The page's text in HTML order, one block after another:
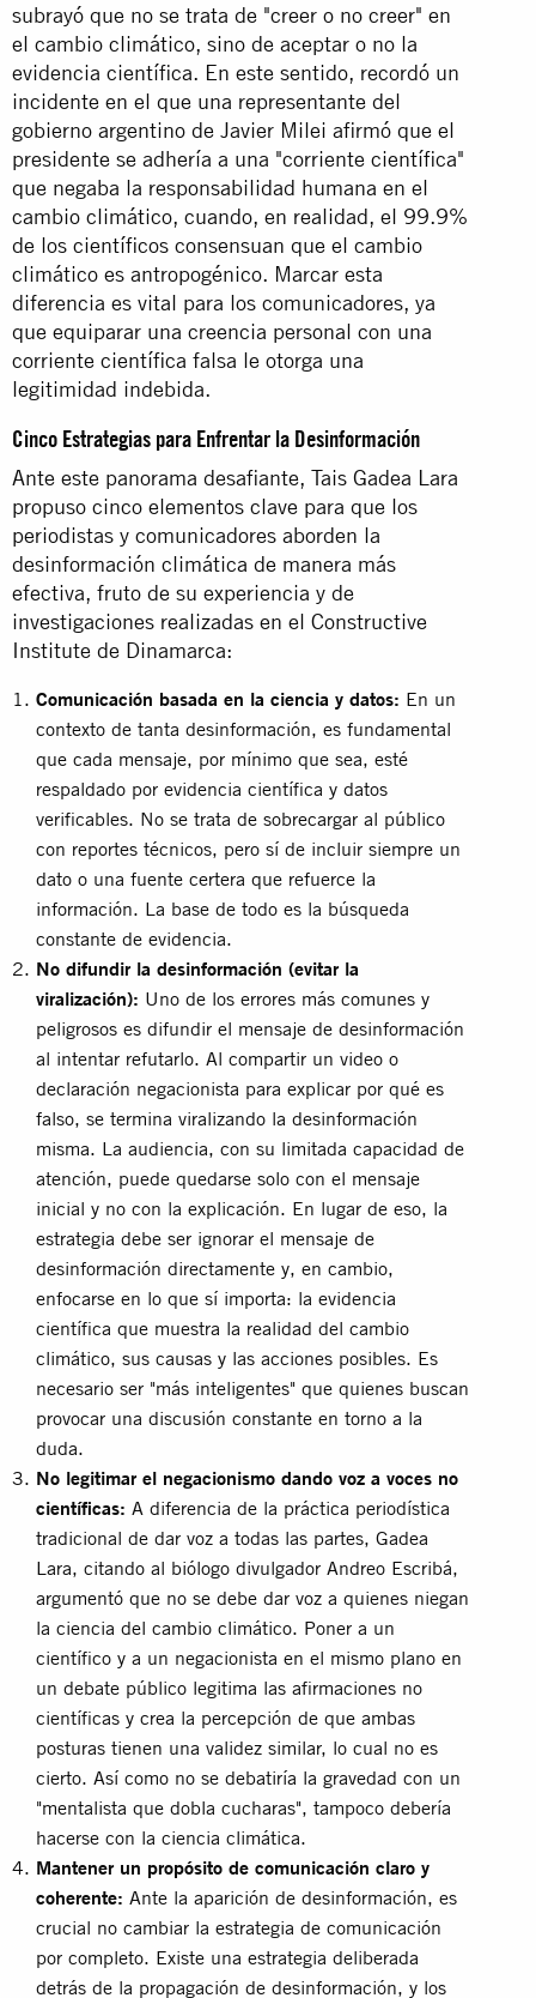
subrayó que no se trata de "creer o no creer" en
el cambio climático, sino de aceptar o no la
evidencia científica. En este sentido, recordó un
incidente en el que una representante del
gobierno argentino de Javier Milei afirmó que el
presidente se adhería a una "corriente científica"
que negaba la responsabilidad humana en el
cambio climático, cuando, en realidad, el 99.9%
de los científicos consensuan que el cambio
climático es antropogénico. Marcar esta
diferencia es vital para los comunicadores, ya
que equiparar una creencia personal con una
corriente científica falsa le otorga una
legitimidad indebida.
Cinco Estrategias para Enfrentar la Desinformación
Ante este panorama desafiante, Tais Gadea Lara
propuso cinco elementos clave para que los
periodistas y comunicadores aborden la
desinformación climática de manera más
efectiva, fruto de su experiencia y de
investigaciones realizadas en el Constructive
Institute de Dinamarca:
Comunicación basada en la ciencia y datos: En un
contexto de tanta desinformación, es fundamental
que cada mensaje, por mínimo que sea, esté
respaldado por evidencia científica y datos
verificables. No se trata de sobrecargar al público
con reportes técnicos, pero sí de incluir siempre un
dato o una fuente certera que refuerce la
información. La base de todo es la búsqueda
constante de evidencia.
No difundir la desinformación (evitar la
viralización): Uno de los errores más comunes y
peligrosos es difundir el mensaje de desinformación
al intentar refutarlo. Al compartir un video o
declaración negacionista para explicar por qué es
falso, se termina viralizando la desinformación
misma. La audiencia, con su limitada capacidad de
atención, puede quedarse solo con el mensaje
inicial y no con la explicación. En lugar de eso, la
estrategia debe ser ignorar el mensaje de
desinformación directamente y, en cambio,
enfocarse en lo que sí importa: la evidencia
científica que muestra la realidad del cambio
climático, sus causas y las acciones posibles. Es
necesario ser "más inteligentes" que quienes buscan
provocar una discusión constante en torno a la
duda.
No legitimar el negacionismo dando voz a voces no
científicas: A diferencia de la práctica periodística
tradicional de dar voz a todas las partes, Gadea
Lara, citando al biólogo divulgador Andreo Escribá,
argumentó que no se debe dar voz a quienes niegan
la ciencia del cambio climático. Poner a un
científico y a un negacionista en el mismo plano en
un debate público legitima las afirmaciones no
científicas y crea la percepción de que ambas
posturas tienen una validez similar, lo cual no es
cierto. Así como no se debatiría la gravedad con un
"mentalista que dobla cucharas", tampoco debería
hacerse con la ciencia climática.
Mantener un propósito de comunicación claro y
coherente: Ante la aparición de desinformación, es
crucial no cambiar la estrategia de comunicación
por completo. Existe una estrategia deliberada
detrás de la propagación de desinformación, y los